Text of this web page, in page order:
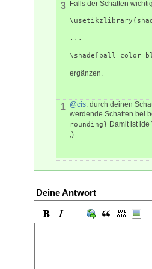
3 Falls der Schatten
...
\shade[ball
ergänzen.
1 @cis: durch deinen
werdende Schatten bei
rounding} Damit ist
;)
Deine Antwort